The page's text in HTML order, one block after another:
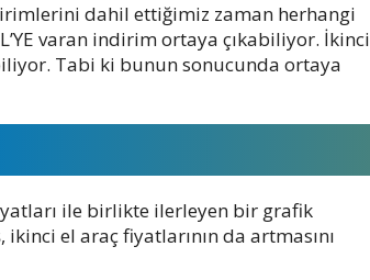
dahil ettiğimiz zaman herhangi
varan indirim ortaya çıkabiliyor. İkinci
Tabi ki bunun sonucunda ortaya
ile birlikte ilerleyen bir grafik
el araç fiyatlarının da artmasını